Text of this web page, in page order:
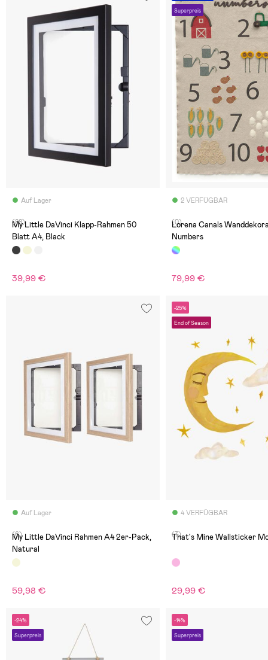
Auf Lager
(88)
My Little DaVinci Klapp-Rahmen 50
Blatt A4, Black
39,99 €
Superpreis
2 VERFÜGBAR
(0)
Lorena Canals
Numbers
79,99 €
Auf Lager
(6)
My Little DaVinci Rahmen A4 2er-Pack,
Natural
59,98 €
-25%
End of Season
4 VERFÜGBAR
(7)
That's Mine Wallsticker
29,99 €
-24%
Superpreis
-14%
Superpreis